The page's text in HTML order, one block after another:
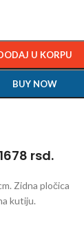
U KORPU
BUY NOW
rsd.
Zidna pločica
kutiju.